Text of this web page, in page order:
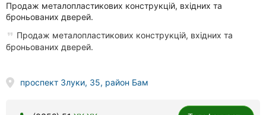
Продаж металопластикових конструкцій, вхідних та
броньованих дверей.
Продаж металопластикових конструкцій, вхідних та
броньованих дверей.
проспект Злуки, 35, район Бам